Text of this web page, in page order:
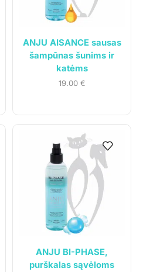
ANJU AISANCE sausas
šampūnas šunims ir
katėms
19.00 €
ANJU BI-PHASE,
purškalas sąvėloms